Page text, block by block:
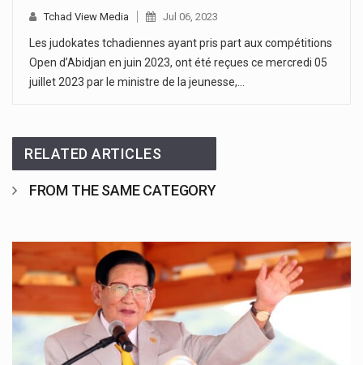
Tchad View Media Jul 06, 2023
Les judokates tchadiennes ayant pris part aux compétitions
Open d’Abidjan en juin 2023, ont été reçues ce mercredi 05
juillet 2023 par le ministre de la jeunesse,…
RELATED ARTICLES
FROM THE SAME CATEGORY